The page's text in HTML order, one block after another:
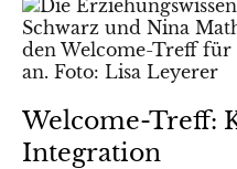
Welcome-Treff:
Integration